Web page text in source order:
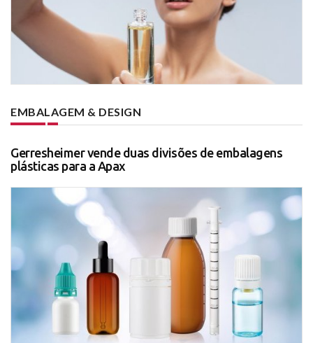
EMBALAGEM & DESIGN
Gerresheimer vende duas divisões de embalagens
plásticas para a Apax